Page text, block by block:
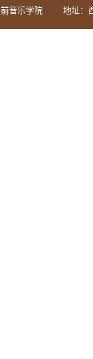
音乐学院 地址：